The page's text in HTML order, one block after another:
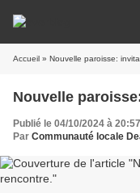
Accueil » Nouvelle paroisse:
Nouvelle
Publié le 04/10/2024 à 20:57
Par Communauté locale